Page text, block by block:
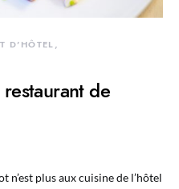
D'HÔTEL
de
n’est plus aux cuisine de l’hôtel